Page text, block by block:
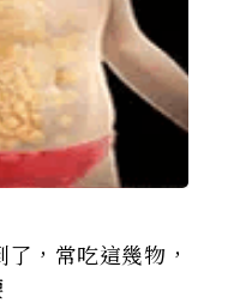
，常吃這幾物，